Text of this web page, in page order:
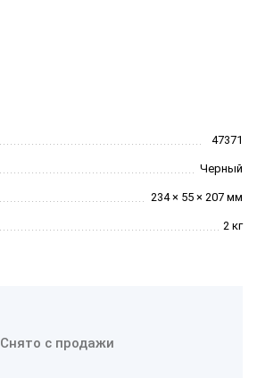
47371
Черный
234 × 55 × 207 мм
2 кг
Снято с продажи